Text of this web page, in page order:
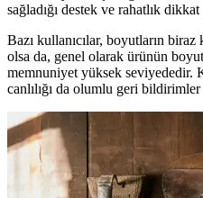
sağladığı destek ve rahatlık
Bazı kullanıcılar, boyutların
olsa da, genel olarak ürünün
memnuniyet yüksek seviyededir.
canlılığı da olumlu geri bildirimler